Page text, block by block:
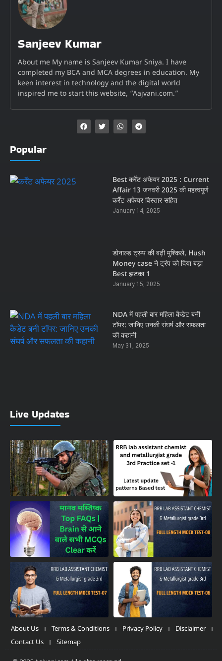
Sanjeev Kumar
About me My name is Sanjeev Kumar Sniya. I have
completed my BCA and MCA degrees in education. My
keen interest in technology and the digital world
inspired me to start this website, “Aajvani.com.”
Popular
Best कर्रेंट अफेयर 2025 : Current
Affair 13 जनवरी 2025 की महत्वपूर्ण
कर्रेंट अफेयर विस्तार सहित
January 14, 2025
डोनाल्ड ट्रम्प की बढ़ी मुश्किले, Hush
Money case ने ट्रंप को दिया बड़ा
Best झटका 1
January 15, 2025
NDA में पहली बार महिला कैडेट बनी
टॉपर: जानिए उनकी संघर्ष और सफलता
की कहानी
May 31, 2025
Live Updates
About Us Terms & Conditions Privacy Policy
Disclaimer
Contact Us
Sitemap